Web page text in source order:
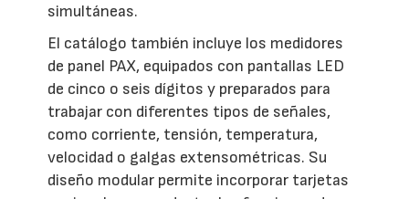
simultáneas.
El catálogo también incluye los medidores
de panel PAX, equipados con pantallas LED
de cinco o seis dígitos y preparados para
trabajar con diferentes tipos de señales,
como corriente, tensión, temperatura,
velocidad o galgas extensométricas. Su
diseño modular permite incorporar tarjetas